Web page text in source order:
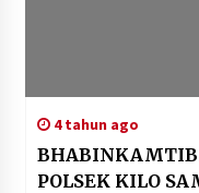
4 tahun ago
POLSEK KILO